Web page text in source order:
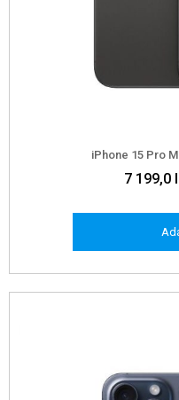
iPhone 15 Pro
7 199,0